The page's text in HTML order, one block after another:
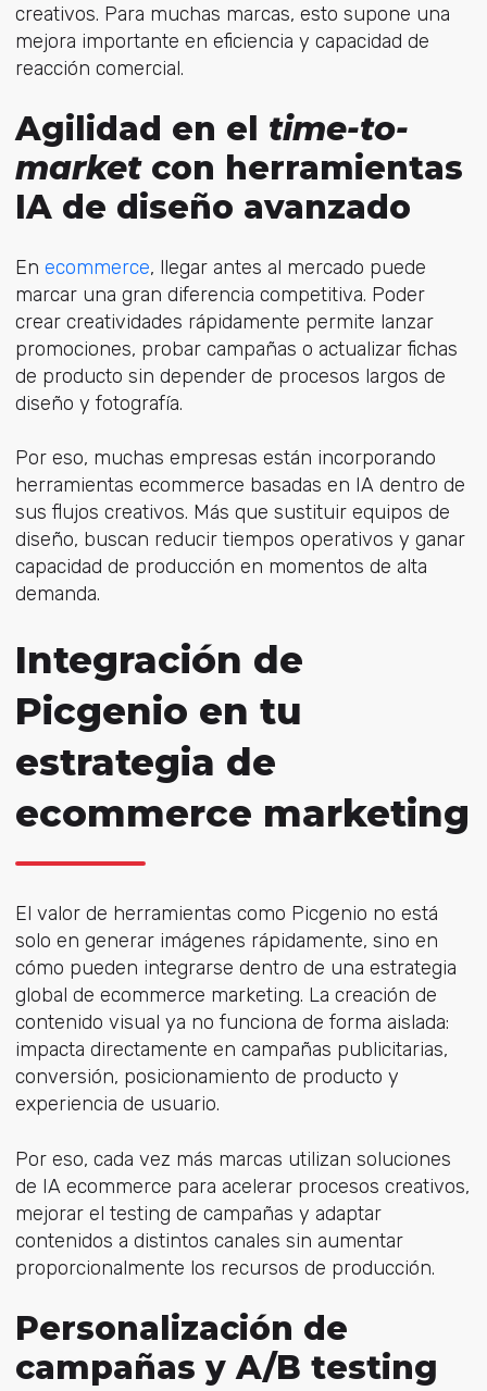
creativos. Para muchas marcas, esto supone una
mejora importante en eficiencia y capacidad de
reacción comercial.
Agilidad en el time-to-
marketcon herramientas
IA de diseño avanzado
En ecommerce, llegar antes al mercado puede
marcar una gran diferencia competitiva. Poder
crear creatividades rápidamente permite lanzar
promociones, probar campañas o actualizar fichas
de producto sin depender de procesos largos de
diseño y fotografía.
Por eso, muchas empresas están incorporando
herramientas ecommerce basadas en IA dentro de
sus flujos creativos. Más que sustituir equipos de
diseño, buscan reducir tiempos operativos y ganar
capacidad de producción en momentos de alta
demanda.
Integración de
Picgenio en tu
estrategia de
ecommerce marketing
El valor de herramientas como Picgenio no está
solo en generar imágenes rápidamente, sino en
cómo pueden integrarse dentro de una estrategia
global de ecommerce marketing. La creación de
contenido visual ya no funciona de forma aislada:
impacta directamente en campañas publicitarias,
conversión, posicionamiento de producto y
experiencia de usuario.
Por eso, cada vez más marcas utilizan soluciones
de IA ecommerce para acelerar procesos creativos,
mejorar el testing de campañas y adaptar
contenidos a distintos canales sin aumentar
proporcionalmente los recursos de producción.
Personalización de
campañas y A/B testing